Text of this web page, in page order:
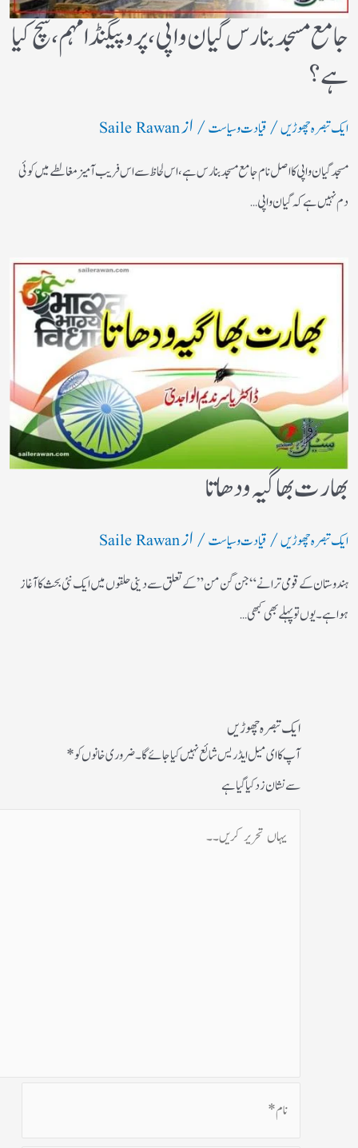
جامع مسجد بنارس گیان واپی، پروپیگنڈا مہم، سچ کیا
ہے؟
ایک تبصرہ چھوڑیں/قیادت وسیاست/ ازSaile Rawan
مسجد گیان واپی کا اصل نام جامع مسجد بنارس ہے، اس لحاظ سے اس فریب آمیز مغالطے میں کوئی
دم نہیں ہے کہ گیان واپی…
بھارت بھاگیہ ودھاتا
ایک تبصرہ چھوڑیں/قیادت وسیاست/ ازSaile Rawan
ہندوستان کے قومی ترانے “جن گن من” کے تعلق سے دینی حلقوں میں ایک نئی بحث کا آغاز
ہوا ہے۔ یوں تو پہلے بھی کبھی…
ایک تبصرہ چھوڑیں
آپ کا ای میل ایڈریس شائع نہیں کیا جائے گا۔ضروری خانوں کو*
سے نشان زد کیا گیا ہے